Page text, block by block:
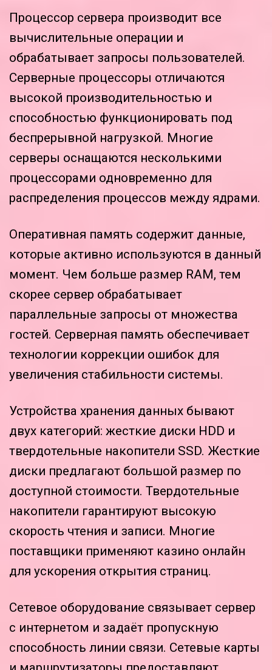
Процессор сервера производит все
вычислительные операции и
обрабатывает запросы пользователей.
Серверные процессоры отличаются
высокой производительностью и
способностью функционировать под
беспрерывной нагрузкой. Многие
серверы оснащаются несколькими
процессорами одновременно для
распределения процессов между ядрами.
Оперативная память содержит данные,
которые активно используются в данный
момент. Чем больше размер RAM, тем
скорее сервер обрабатывает
параллельные запросы от множества
гостей. Серверная память обеспечивает
технологии коррекции ошибок для
увеличения стабильности системы.
Устройства хранения данных бывают
двух категорий: жесткие диски HDD и
твердотельные накопители SSD. Жесткие
диски предлагают большой размер по
доступной стоимости. Твердотельные
накопители гарантируют высокую
скорость чтения и записи. Многие
поставщики применяют казино онлайн
для ускорения открытия страниц.
Сетевое оборудование связывает сервер
с интернетом и задаёт пропускную
способность линии связи. Сетевые карты